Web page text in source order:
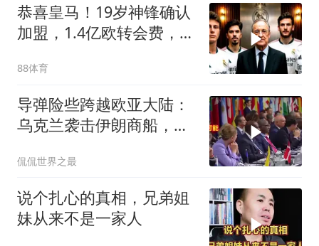
恭喜皇马！19岁神锋确认
加盟，1.4亿欧转会费，维
88体育
导弹险些跨越欧亚大陆：
乌克兰袭击伊朗商船，差
雷”
侃侃世界之最
说个扎心的真相，兄弟姐
妹从来不是一家人